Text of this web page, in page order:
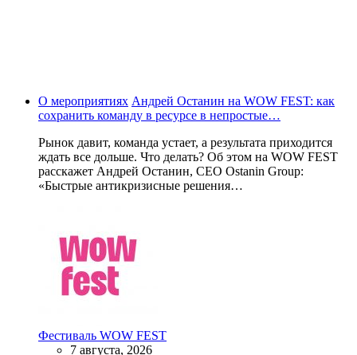
О мероприятиях Андрей Останин на WOW FEST: как
сохранить команду в ресурсе в непростые…
Рынок давит, команда устает, а результата приходится
ждать все дольше. Что делать? Об этом на WOW FEST
расскажет Андрей Останин, CEO Ostanin Group:
«Быстрые антикризисные решения…
Фестиваль WOW FEST
7 августа, 2026